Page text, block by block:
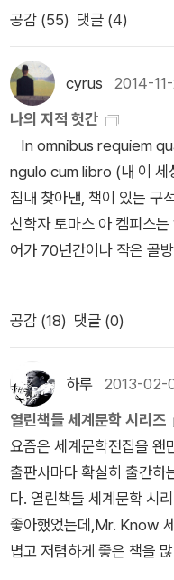
소설이다. 다른 책들도 좋
즘 버지니아 울프의 글을
내가 기억하고 있는 울프
로 다가오니까 말이다. 어
가 솔솔하다. <올랜도>를
이다 라고 생각하고 있지
모르겠다... 고를 책이 있
않았는데, 돌이켜보면 그
것이라 예상을 했었어야 했
서도 유머러스하고 따뜻하다.
김전일 애장판> 시리즈는
가격은 얼마 안되지만 어
하다. 하지만 이 시리즈만
드커버로 소장하리라 마음
라는 게 사두면 그것만 읽
두 권씩만. <아마존웨이..>
다. 몇 권 사둔 업무연관성
권 쌓여 있는데.. 다음주 쯤
그건 내가 한 일이었다. 그
기에 빛을 부여한 건 내가
가진 기대 같은 것들. 어느
다한들, 상대가 내게 빛을
적도 없다는 것을 알게 된
령'은 스물다섯살 연하의
면 타운의 집을 찾아 몇개
시간을 보내기 위해서는 포
데 동네 소년들은 그 숲으
치는 걸 좋아했다. 포레스
도. 마을의 소년 '닐'은 변호
특별함을 찾지 못할 정도로
닐은 그러나 포레스터 부
는 것을 깨닫게 된다. 빛은
대령이 병이 들고 몸을 가
때, 일하는 사람들을 모두
히 포레스터 부인이 하게
을 잃는다. 나는 결코 여기
만. 출판사 열린책들, 빡빡
집을 아주 좋아합니다. 예
세계문학전집, 청구문화사
리즈에 익어서 그런지는
지 않습니다. (근데 정음사
냈던 출판사의 공통점은,
시 이 시리즈를 통해서 제
예를 들어 <마의 산>은 오
거장과 마르가리타>는 민
여기에 포함시킬 수 없었
하겠습니다. 줄리언 반스,
발급받고 비자 받아 노아
밀항에 성공한 나무좀벌레
을 아주 제대로 비틀어버린
이 마르도록 찬송을 해도
로 선택할 만하다. 아르
> 재미있는 점잖은 스릴러
심심하기 그지 없겠지만 고
베고, 찌르는 역동적인 묘
좋은 책. 그레이엄 그린, <권력
공감 (55) 댓글 (4)
cyrus 2014-
나의 지적 헛간
In omnibus requiem
ngulo cum libro (내 이 세
침내 찾아낸, 책이 있는 구
신학자 토마스 아 켐피스
어가 70년간이나 작은 골
의 이름』(열린책들, 2009
다. 에코(이윤기 선생의 번
안 성경을 네 번 필사했는
필사. 그것은 단순히 ‘
로 쓰는 기도’이자 ‘손으로
지다. 눈으로 글자를 읽는
책을 오랫동안 보면 눈이
다. 종이책 특유의 냄새가
간의 조명이 비치는 서재
쌓인 고뇌를 잊을 수 있다.
공감 (18) 댓글 (0)
하루 2013-02-
열린책들 세계문학 시리즈
요즘은 세계문학전집을 왠
출판사마다 확실히 출간하
다. 열린책들 세계문학 시
좋아했었는데,Mr. Know
볍고 저렴하게 좋은 책을